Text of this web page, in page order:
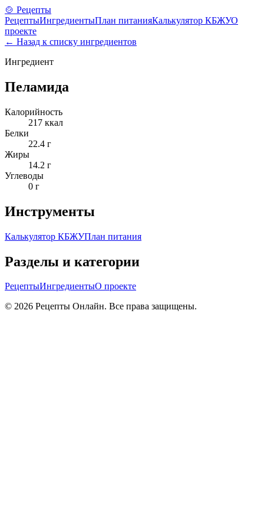
🍲 Рецепты
РецептыИнгредиентыПлан питанияКалькулятор КБЖУО
проекте
← Назад к списку ингредиентов
Ингредиент
Пеламида
Калорийность
217 ккал
Белки
22.4 г
Жиры
14.2 г
Углеводы
0 г
Инструменты
Калькулятор КБЖУПлан питания
Разделы и категории
РецептыИнгредиентыО проекте
© 2026 Рецепты Онлайн. Все права защищены.